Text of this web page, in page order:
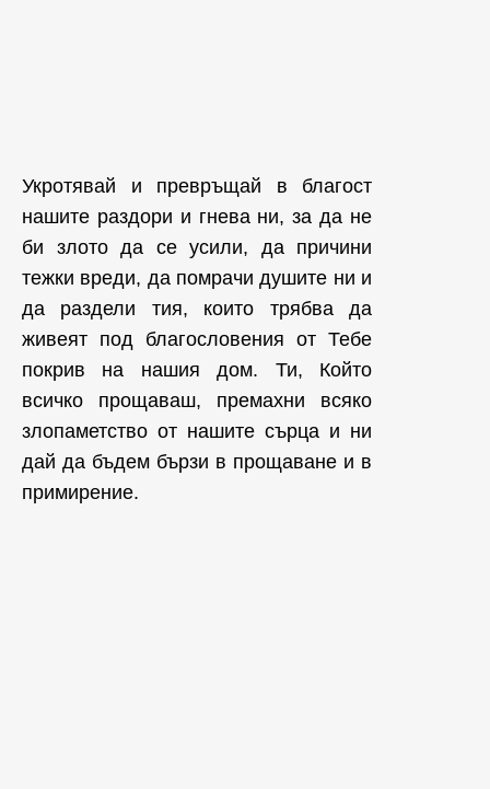
Укротявай и превръщай в благост
нашите раздори и гнева ни, за да не
би злото да се усили, да причини
тежки вреди, да помрачи душите ни и
да раздели тия, които трябва да
живеят под благословения от Тебе
покрив на нашия дом. Ти, Който
всичко прощаваш, премахни всяко
злопаметство от нашите сърца и ни
дай да бъдем бързи в прощаване и в
примирение.